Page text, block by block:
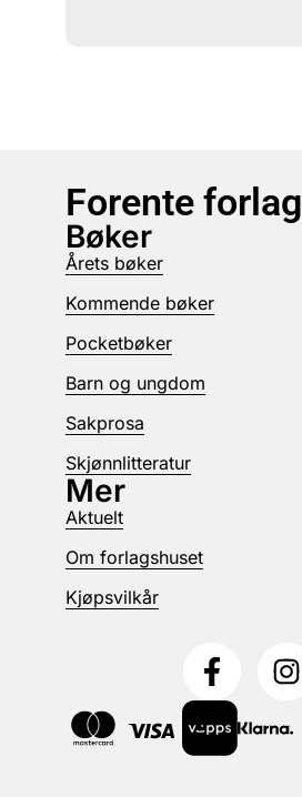
Forente forlag
Bøker
Årets bøker
Kommende bøker
Pocketbøker
Barn og ungdom
Sakprosa
Skjønnlitteratur
Mer
Aktuelt
Om forlagshuset
Kjøpsvilkår